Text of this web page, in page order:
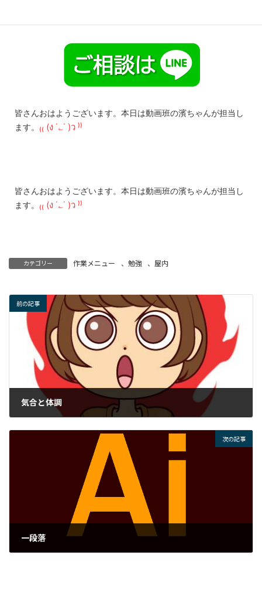
皆さんおはようございます。本日は動画班の濱ちゃんが担当し
ます。 ₍₍ (ง ˙؎˙ )ว ⁾⁾
皆さんおはようございます。本日は動画班の濱ちゃんが担当し
ます。 ₍₍ (ง ˙؎˙ )ว ⁾⁾
カテゴリー 作業メニュー 、 勉強 、 屋内
前の記事
気合と体調
次の記事
一段落